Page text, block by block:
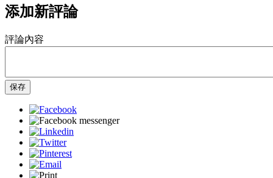
添加新評論
評論內容
保存